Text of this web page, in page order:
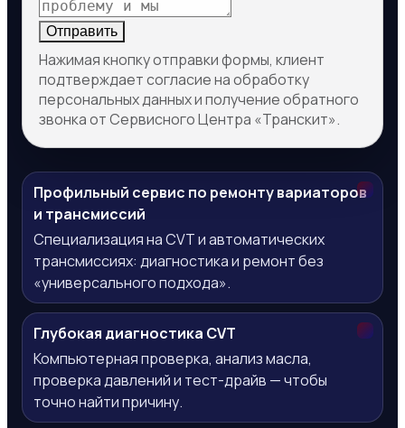
Отправить
Нажимая кнопку отправки формы, клиент
подтверждает согласие на обработку
персональных данных и получение обратного
звонка от Сервисного Центра «Транскит».
Профильный сервис по ремонту вариаторов
и трансмиссий
Специализация на CVT и автоматических
трансмиссиях: диагностика и ремонт без
«универсального подхода».
Глубокая диагностика CVT
Компьютерная проверка, анализ масла,
проверка давлений и тест-драйв — чтобы
точно найти причину.